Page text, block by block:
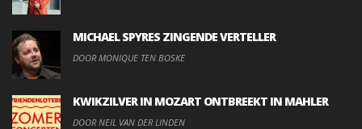
MICHAEL SPYRES ZINGENDE VERTELLER
DOOR MONIQUE TEN BOSKE
KWIKZILVER IN MOZART ONTBREEKT IN MAHLER
DOOR NEIL VAN DER LINDEN